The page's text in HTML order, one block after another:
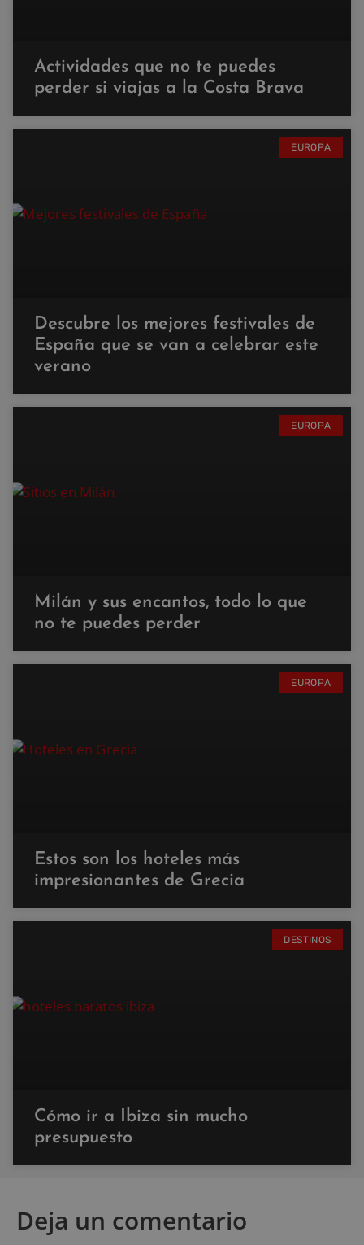
Actividades que no te puedes
perder si viajas a la Costa Brava
EUROPA
Descubre los mejores festivales de
España que se van a celebrar este
verano
EUROPA
Milán y sus encantos, todo lo que
no te puedes perder
EUROPA
Estos son los hoteles más
impresionantes de Grecia
DESTINOS
Cómo ir a Ibiza sin mucho
presupuesto
Deja un comentario